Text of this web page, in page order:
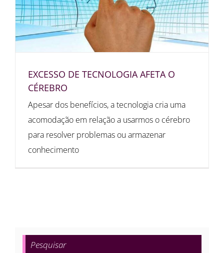
EXCESSO DE TECNOLOGIA AFETA O
CÉREBRO
Apesar dos benefícios, a tecnologia cria uma
acomodação em relação a usarmos o cérebro
para resolver problemas ou armazenar
conhecimento
Pesquisar